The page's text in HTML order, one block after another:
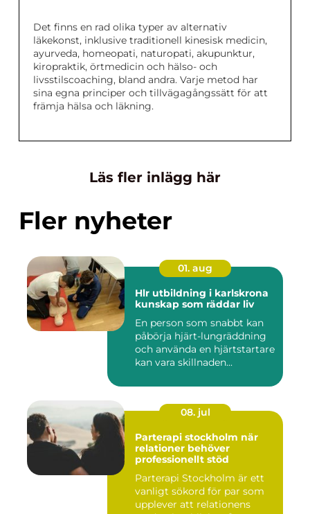
Det finns en rad olika typer av alternativ
läkekonst, inklusive traditionell kinesisk medicin,
ayurveda, homeopati, naturopati, akupunktur,
kiropraktik, örtmedicin och hälso- och
livsstilscoaching, bland andra. Varje metod har
sina egna principer och tillvägagångssätt för att
främja hälsa och läkning.
Läs fler inlägg här
Fler nyheter
01. aug
Hlr utbildning i karlskrona
kunskap som räddar liv
En person som snabbt kan
påbörja hjärt-lungräddning
och använda en hjärtstartare
kan vara skillnaden...
08. jul
Parterapi stockholm när
relationer behöver
professionellt stöd
Parterapi Stockholm är ett
vanligt sökord för par som
upplever att relationens